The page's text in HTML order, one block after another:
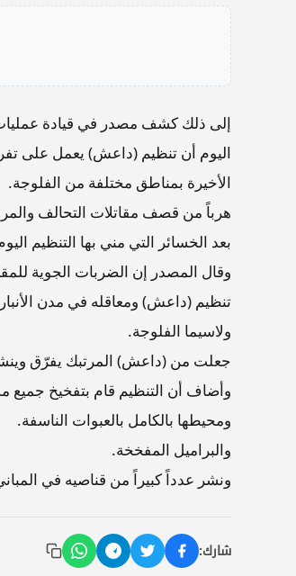
إلى ذلك كشف مصدر في قيادة عمليات
اليوم أن تنظيم (داعش) يعمل على
الأخيرة بمناطق مختلفة من الفلوجة.
هرباً من قصف مقاتلات التحالف
بعد الخسائر التي مني بها التنظيم
وقال المصدر إن الضربات الجوية
تنظيم (داعش) ومعاقله في مدن
ولاسيما الفلوجة.
جعلت من (داعش) المرتبك يفرّق
وأضاف أن التنظيم قام بتفخيخ جميع
ومحيطها بالكامل بالعبوات الناسفة.
والبراميل المفخخة.
ونشر عدداً كبيراً من قناصيه في
شارك: